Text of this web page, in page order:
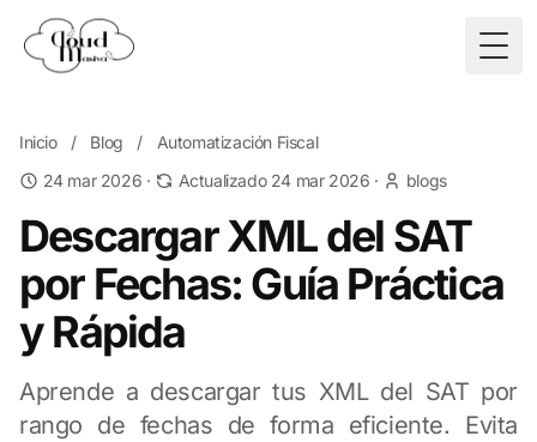
Inicio / Blog /
Automatización Fiscal
24 mar 2026 · Actualizado 24 mar 2026 · blogs
Descargar XML del SAT
por Fechas: Guía Práctica
y Rápida
Aprende a descargar tus XML del SAT por
rango de fechas de forma eficiente. Evita